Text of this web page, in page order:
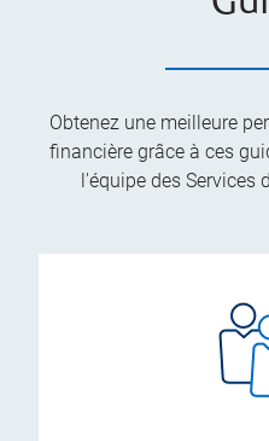
Obtenez une meilleure
financière grâce à ces
l'équipe des Services